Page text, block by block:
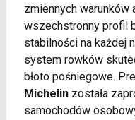
zmiennych warunków
wszechstronny profil
stabilności na każdej
system rowków
błoto pośniegowe.
Michelinzostała
samochodów